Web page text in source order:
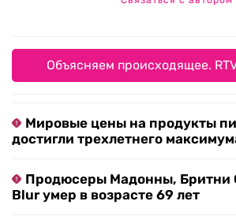
Объясняем происходящее.
Мировые цены на продукты
достигли трехлетнего
Продюсеры Мадонны, Бритни
Blur умер в возрасте 69 лет